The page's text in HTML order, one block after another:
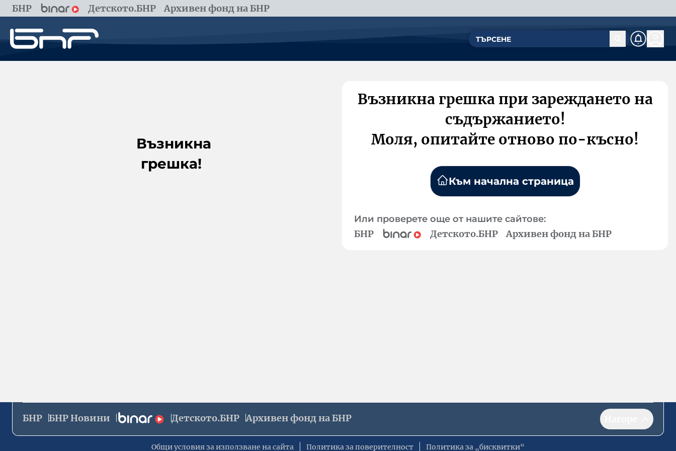
БНР Детското.БНР Архивен фонд на БНР
Възникна
грешка!
Възникна грешка при зареждането на
съдържанието!
Моля, опитайте отново по-късно!
Към начална страница
Или проверете още от нашите сайтове:
БНР Детското.БНР Архивен фонд на БНР
БНР БНР Новини Детското.БНР Архивен фонд на БНР
Общи условия за използване на сайта Политика за поверителност Политика за „бисквитки“